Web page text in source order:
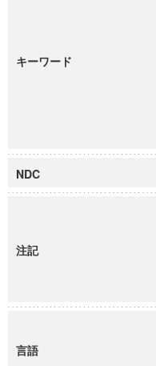
キーワード
NDC
注記
言語